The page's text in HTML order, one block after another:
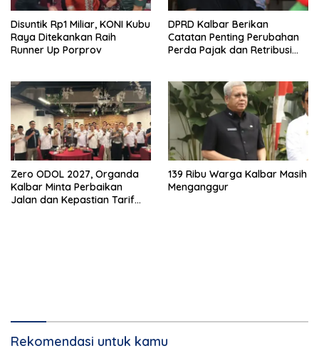
Disuntik Rp1 Miliar, KONI Kubu
Raya Ditekankan Raih
Runner Up Porprov
DPRD Kalbar Berikan
Catatan Penting Perubahan
Perda Pajak dan Retribusi
Zero ODOL 2027, Organda
Kalbar Minta Perbaikan
Jalan dan Kepastian Tarif
139 Ribu Warga Kalbar Masih
Menganggur
Rekomendasi untuk kamu